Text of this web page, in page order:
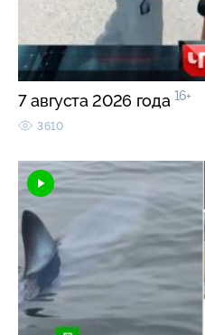
7 августа 2026 года 16+
3610